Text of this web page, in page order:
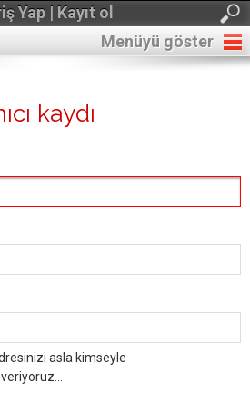
Yap | Kayıt ol
Menüyü göster
kaydı
asla kimseyle